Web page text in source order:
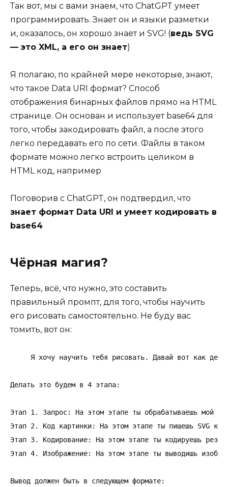
Так вот, мы с вами знаем, что ChatGPT умеет
программировать. Знает он и языки разметки
и, оказалось, он хорошо знает и SVG! (ведь SVG
— это XML, а его он знает)
Я полагаю, по крайней мере некоторые, знают,
что такое Data URI формат? Способ
отображения бинарных файлов прямо на HTML
странице. Он основан и использует base64 для
того, чтобы закодировать файл, а после этого
легко передавать его по сети. Файлы в таком
формате можно легко встроить целиком в
HTML код, например
Поговорив с ChatGPT, он подтвердил, что
знает формат Data URI и умеет кодировать в
base64
Чёрная магия?
Теперь, всё, что нужно, это составить
правильный промпт, для того, чтобы научить
его рисовать самостоятельно. Не буду вас
томить, вот он:
Я хочу научить тебя рисовать. Давай вот как
Делать это будем в 4 этапа:
Этап 1. Запрос: На этом этапе ты обрабатываешь мой
Этап 2. Код картинки: На этом этапе ты пишешь SVG
Этап 3. Кодирование: На этом этапе ты кодируешь
Этап 4. Изображение: На этом этапе ты выводишь
Вывод должен быть в следующем формате: